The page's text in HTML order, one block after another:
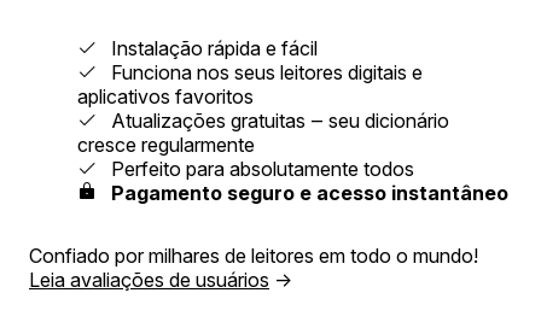
Instalação rápida e fácil
Funciona nos seus leitores digitais e
aplicativos favoritos
Atualizações gratuitas ‒ seu dicionário
cresce regularmente
Perfeito para absolutamente todos
Pagamento seguro e acesso instantâneo
Confiado por milhares de leitores em todo o mundo!
Leia avaliações de usuários →